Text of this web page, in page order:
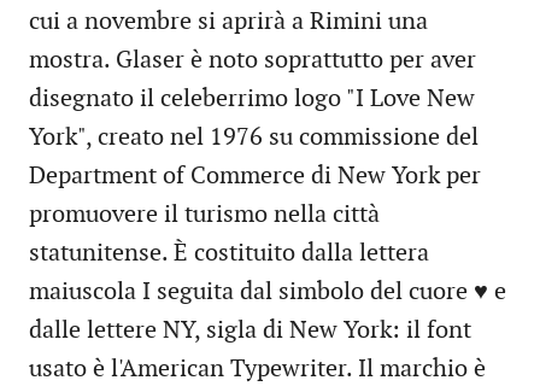
cui a novembre si aprirà a Rimini una
mostra. Glaser è noto soprattutto per aver
disegnato il celeberrimo logo "I Love New
York", creato nel 1976 su commissione del
Department of Commerce di New York per
promuovere il turismo nella città
statunitense. È costituito dalla lettera
maiuscola I seguita dal simbolo del cuore ♥ e
dalle lettere NY, sigla di New York: il font
usato è l'American Typewriter. Il marchio è